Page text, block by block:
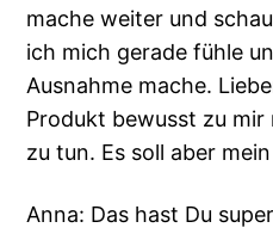
mache weiter und
ich mich gerade fühle
Ausnahme mache.
Produkt bewusst zu mir
zu tun. Es soll aber
Anna: Das hast Du